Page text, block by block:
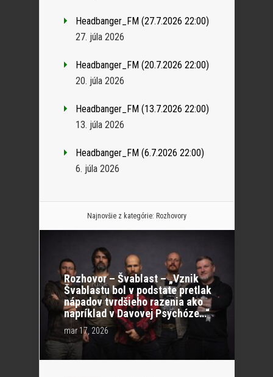
Headbanger_FM (27.7.2026 22:00)
27. júla 2026
Headbanger_FM (20.7.2026 22:00)
20. júla 2026
Headbanger_FM (13.7.2026 22:00)
13. júla 2026
Headbanger_FM (6.7.2026 22:00)
6. júla 2026
Najnovšie z kategórie: Rozhovory
Rozhovor – Švablast – „Vznik
Švablastu bol v podstate pretlak
nápadov tvrdšieho razenia ako
napríklad v Davovej Psychóze…“
mar 17, 2026